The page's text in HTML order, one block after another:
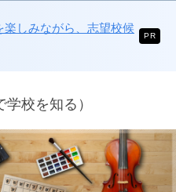
しみながら、志望校候
PR
学校を知る）